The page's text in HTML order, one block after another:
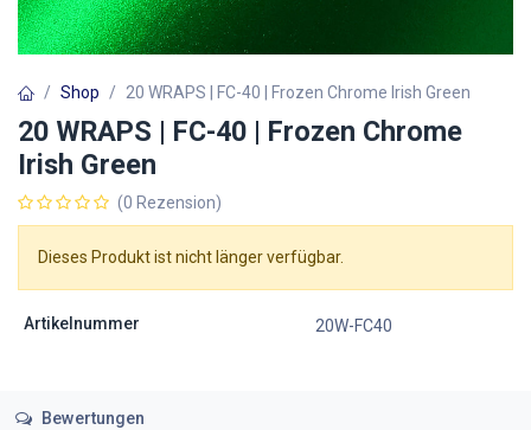
Shop 20 WRAPS | FC-40 | Frozen Chrome Irish Green
20 WRAPS | FC-40 | Frozen Chrome
Irish Green
(0 Rezension)
Dieses Produkt ist nicht länger verfügbar.
Artikelnummer 20W-FC40
Bewertungen